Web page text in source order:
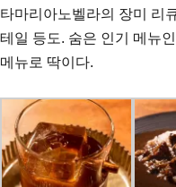
타마리아노벨라의 장미 리
테일 등도. 숨은 인기 메뉴
메뉴로 딱이다.